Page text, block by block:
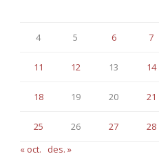
4 5 6 7
11 12 13 14
18 19 20 21
25 26 27 28
« oct.
des. »